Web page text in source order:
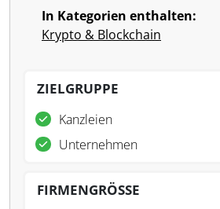
In Kategorien enthalten:
Krypto & Blockchain
ZIELGRUPPE
Kanzleien
Unternehmen
FIRMENGRÖSSE